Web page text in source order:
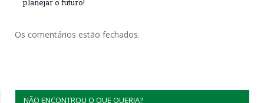
planejar o futuro!
Os comentários estão fechados.
NÃO ENCONTROU O QUE QUERIA?